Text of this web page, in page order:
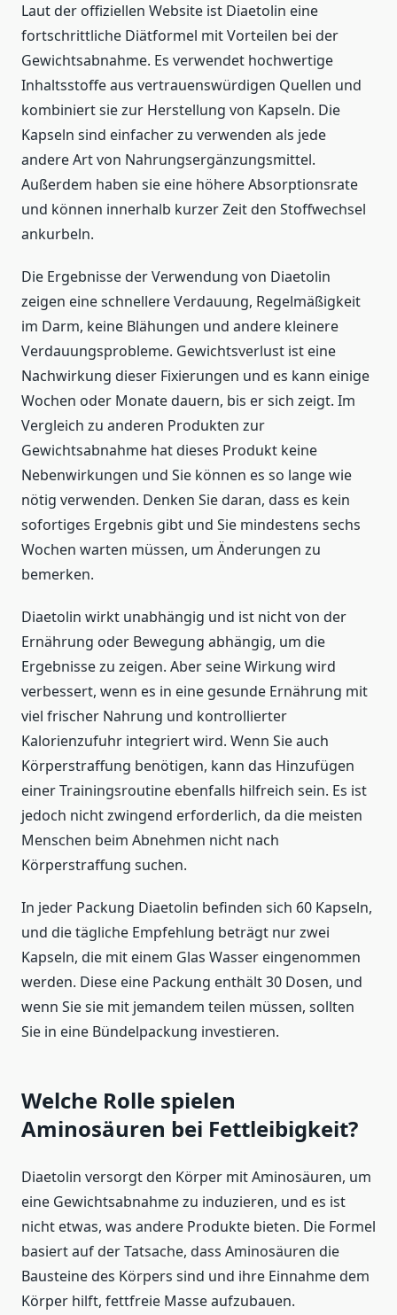
Laut der offiziellen Website ist Diaetolin eine
fortschrittliche Diätformel mit Vorteilen bei der
Gewichtsabnahme. Es verwendet hochwertige
Inhaltsstoffe aus vertrauenswürdigen Quellen und
kombiniert sie zur Herstellung von Kapseln. Die
Kapseln sind einfacher zu verwenden als jede
andere Art von Nahrungsergänzungsmittel.
Außerdem haben sie eine höhere Absorptionsrate
und können innerhalb kurzer Zeit den Stoffwechsel
ankurbeln.
Die Ergebnisse der Verwendung von Diaetolin
zeigen eine schnellere Verdauung, Regelmäßigkeit
im Darm, keine Blähungen und andere kleinere
Verdauungsprobleme. Gewichtsverlust ist eine
Nachwirkung dieser Fixierungen und es kann einige
Wochen oder Monate dauern, bis er sich zeigt. Im
Vergleich zu anderen Produkten zur
Gewichtsabnahme hat dieses Produkt keine
Nebenwirkungen und Sie können es so lange wie
nötig verwenden. Denken Sie daran, dass es kein
sofortiges Ergebnis gibt und Sie mindestens sechs
Wochen warten müssen, um Änderungen zu
bemerken.
Diaetolin wirkt unabhängig und ist nicht von der
Ernährung oder Bewegung abhängig, um die
Ergebnisse zu zeigen. Aber seine Wirkung wird
verbessert, wenn es in eine gesunde Ernährung mit
viel frischer Nahrung und kontrollierter
Kalorienzufuhr integriert wird. Wenn Sie auch
Körperstraffung benötigen, kann das Hinzufügen
einer Trainingsroutine ebenfalls hilfreich sein. Es ist
jedoch nicht zwingend erforderlich, da die meisten
Menschen beim Abnehmen nicht nach
Körperstraffung suchen.
In jeder Packung Diaetolin befinden sich 60 Kapseln,
und die tägliche Empfehlung beträgt nur zwei
Kapseln, die mit einem Glas Wasser eingenommen
werden. Diese eine Packung enthält 30 Dosen, und
wenn Sie sie mit jemandem teilen müssen, sollten
Sie in eine Bündelpackung investieren.
Welche Rolle spielen
Aminosäuren bei Fettleibigkeit?
Diaetolin versorgt den Körper mit Aminosäuren, um
eine Gewichtsabnahme zu induzieren, und es ist
nicht etwas, was andere Produkte bieten. Die Formel
basiert auf der Tatsache, dass Aminosäuren die
Bausteine des Körpers sind und ihre Einnahme dem
Körper hilft, fettfreie Masse aufzubauen.